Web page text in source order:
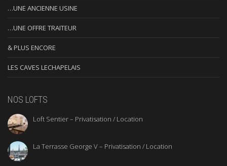
…UNE ANCIENNE USINE
…UNE OFFRE TRAITEUR
& PLUS ENCORE
LES CAVES LECHAPELAIS
NOS LOFTS
Loft Sentier – Privatisation / Location
La Terrasse George V – Privatisation / Location